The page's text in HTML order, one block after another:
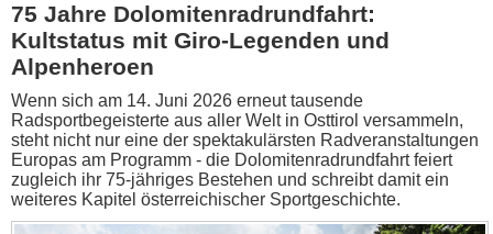
75 Jahre Dolomitenradrundfahrt:
Kultstatus mit Giro-Legenden und
Alpenheroen
Wenn sich am 14. Juni 2026 erneut tausende
Radsportbegeisterte aus aller Welt in Osttirol versammeln,
steht nicht nur eine der spektakulärsten Radveranstaltungen
Europas am Programm - die Dolomitenradrundfahrt feiert
zugleich ihr 75-jähriges Bestehen und schreibt damit ein
weiteres Kapitel österreichischer Sportgeschichte.